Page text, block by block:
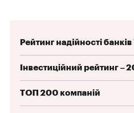
Рейтинг надійності
Інвестиційний рейтинг –
ТОП 200 компаній